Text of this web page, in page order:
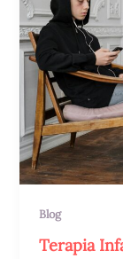
Blog
Terapia